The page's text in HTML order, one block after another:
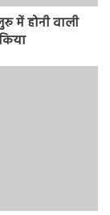
में होनी वाली